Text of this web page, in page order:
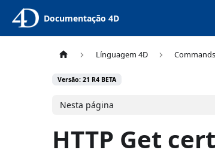
Documentação 4D
Línguagem 4D
Versão: 21 R4 BETA
Nesta página
HTTP Get